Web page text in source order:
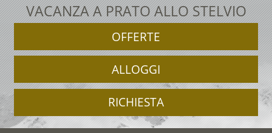
VACANZA A PRATO ALLO STELVIO
OFFERTE
ALLOGGI
RICHIESTA